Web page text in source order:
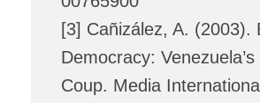
[3] Cañizález, A. (2003).
Democracy:
Coup. Media International